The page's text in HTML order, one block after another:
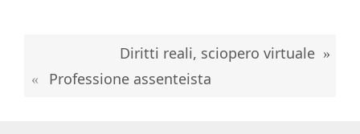
Diritti reali, sciopero virtuale
Professione assenteista